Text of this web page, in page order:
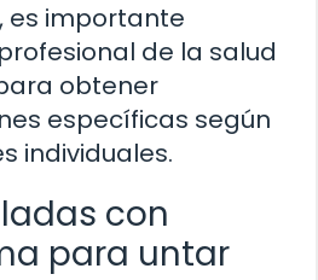
es importante
de la salud
obtener
específicas según
individuales.
con
para untar